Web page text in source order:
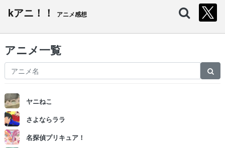
kアニ！！ アニメ感想
アニメ一覧
ヤニねこ
さよならララ
名探偵プリキュア！